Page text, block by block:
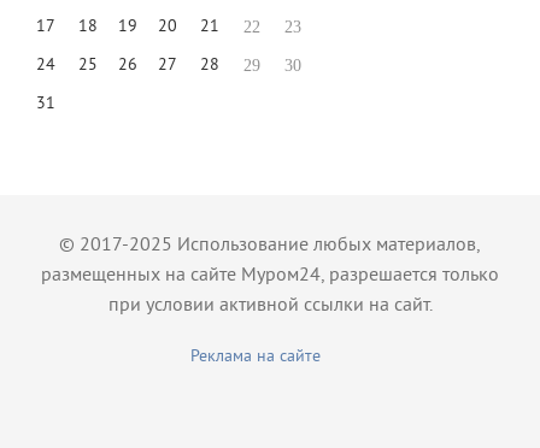
17 18 19 20 21 22 23
24 25 26 27 28 29 30
31
© 2017-2025 Использование любых материалов,
размещенных на сайте Муром24, разрешается только
при условии активной ссылки на сайт.
Реклама на сайте